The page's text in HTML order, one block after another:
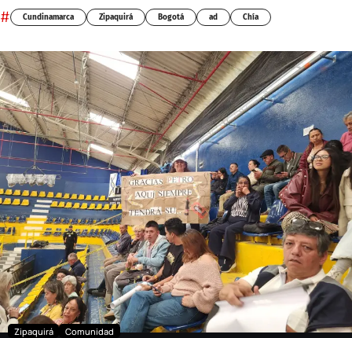
# Cundinamarca Zipaquirá Bogotá ad Chía
Zipaquirá Comunidad